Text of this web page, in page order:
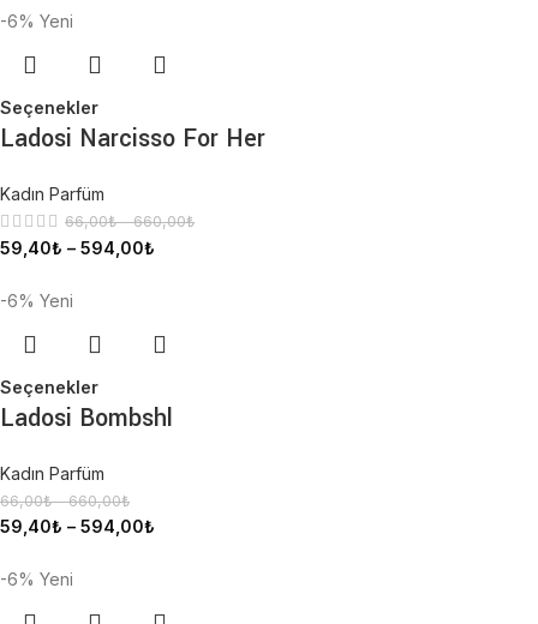
-6% Yeni
Seçenekler
Ladosi Narcisso For Her
Kadın Parfüm
66,00₺ –660,00₺
59,40₺ – 594,00₺
-6% Yeni
Seçenekler
Ladosi Bombshl
Kadın Parfüm
66,00₺ –660,00₺
59,40₺ – 594,00₺
-6% Yeni